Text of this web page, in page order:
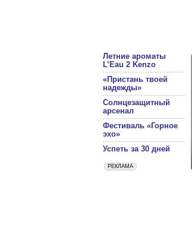
Летние ароматы
L’Eau 2 Kenzo
«Пристань твоей
надежды»
Солнцезащитный
арсенал
Фестиваль «Горное
эхо»
Успеть за 30 дней